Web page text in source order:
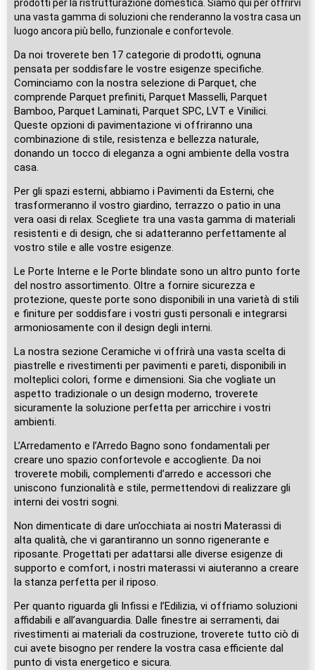
prodotti per la ristrutturazione domestica. Siamo qui per offrirvi
una vasta gamma di soluzioni che renderanno la vostra casa un
luogo ancora più bello, funzionale e confortevole.
Da noi troverete ben 17 categorie di prodotti, ognuna
pensata per soddisfare le vostre esigenze specifiche.
Cominciamo con la nostra selezione di Parquet, che
comprende Parquet prefiniti, Parquet Masselli, Parquet
Bamboo, Parquet Laminati, Parquet SPC, LVT e Vinilici.
Queste opzioni di pavimentazione vi offriranno una
combinazione di stile, resistenza e bellezza naturale,
donando un tocco di eleganza a ogni ambiente della vostra
casa.
Per gli spazi esterni, abbiamo i Pavimenti da Esterni, che
trasformeranno il vostro giardino, terrazzo o patio in una
vera oasi di relax. Scegliete tra una vasta gamma di materiali
resistenti e di design, che si adatteranno perfettamente al
vostro stile e alle vostre esigenze.
Le Porte Interne e le Porte blindate sono un altro punto forte
del nostro assortimento. Oltre a fornire sicurezza e
protezione, queste porte sono disponibili in una varietà di stili
e finiture per soddisfare i vostri gusti personali e integrarsi
armoniosamente con il design degli interni.
La nostra sezione Ceramiche vi offrirà una vasta scelta di
piastrelle e rivestimenti per pavimenti e pareti, disponibili in
molteplici colori, forme e dimensioni. Sia che vogliate un
aspetto tradizionale o un design moderno, troverete
sicuramente la soluzione perfetta per arricchire i vostri
ambienti.
L’Arredamento e l’Arredo Bagno sono fondamentali per
creare uno spazio confortevole e accogliente. Da noi
troverete mobili, complementi d’arredo e accessori che
uniscono funzionalità e stile, permettendovi di realizzare gli
interni dei vostri sogni.
Non dimenticate di dare un’occhiata ai nostri Materassi di
alta qualità, che vi garantiranno un sonno rigenerante e
riposante. Progettati per adattarsi alle diverse esigenze di
supporto e comfort, i nostri materassi vi aiuteranno a creare
la stanza perfetta per il riposo.
Per quanto riguarda gli Infissi e l’Edilizia, vi offriamo soluzioni
affidabili e all’avanguardia. Dalle finestre ai serramenti, dai
rivestimenti ai materiali da costruzione, troverete tutto ciò di
cui avete bisogno per rendere la vostra casa efficiente dal
punto di vista energetico e sicura.